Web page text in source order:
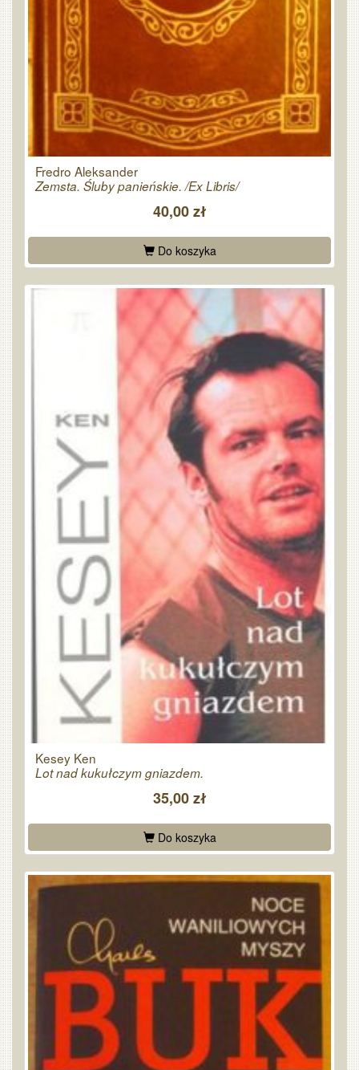
Fredro Aleksander
Zemsta. Śluby panieńskie. /Ex Libris/
40,00 zł
Do koszyka
Kesey Ken
Lot nad kukułczym gniazdem.
35,00 zł
Do koszyka